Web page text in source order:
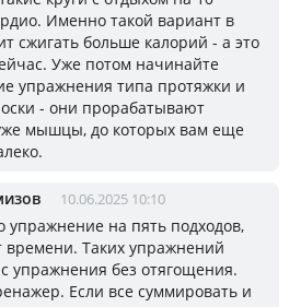
Именно такой вариант в
сжигать больше калорий - а это
Уже потом начинайте
упражнения типа протяжки и
- они прорабатывают
мышцы, до которых вам еще
10.06.2025 10:10
упражнение на пять подходов,
времени. Таких упражнений
упражнения без отягощения.
Если все суммировать и